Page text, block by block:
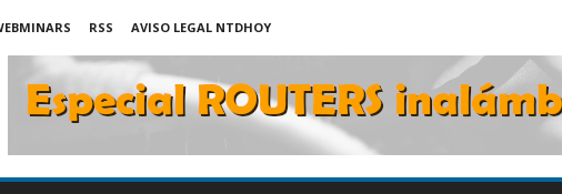
RSS
AVISO LEGAL NTDHOY